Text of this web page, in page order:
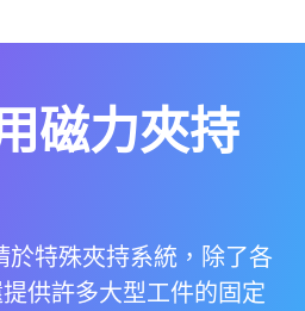
磁力夾持
於特殊夾持系統，除了各
供許多大型工件的固定